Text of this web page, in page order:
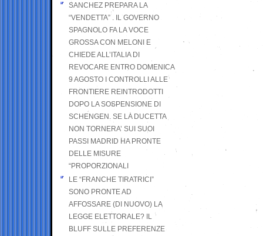
SANCHEZ PREPARA LA
“VENDETTA” . IL GOVERNO
SPAGNOLO FA LA VOCE
GROSSA CON MELONI E
CHIEDE ALL’ITALIA DI
REVOCARE ENTRO DOMENICA
9 AGOSTO I CONTROLLI ALLE
FRONTIERE REINTRODOTTI
DOPO LA SOSPENSIONE DI
SCHENGEN. SE LA DUCETTA
NON TORNERA’ SUI SUOI
PASSI MADRID HA PRONTE
DELLE MISURE
“PROPORZIONALI
LE “FRANCHE TIRATRICI”
SONO PRONTE AD
AFFOSSARE (DI NUOVO) LA
LEGGE ELETTORALE? IL
BLUFF SULLE PREFERENZE